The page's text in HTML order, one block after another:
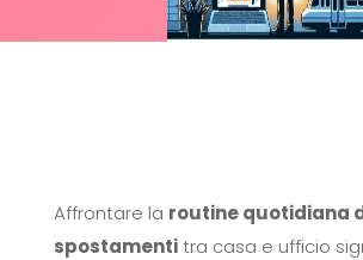
Affrontare la routine quotidiana
spostamentitra casa e ufficio